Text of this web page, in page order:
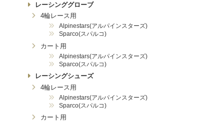
レーシンググローブ
4輪レース用
Alpinestars(アルパインスターズ)
Sparco(スパルコ)
カート用
Alpinestars(アルパインスターズ)
Sparco(スパルコ)
レーシングシューズ
4輪レース用
Alpinestars(アルパインスターズ)
Sparco(スパルコ)
カート用